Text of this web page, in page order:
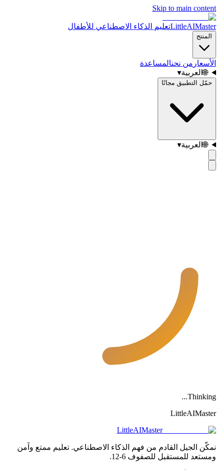
Skip to main content
LittleAIMasterتعليم الذكاء الاصطناعي للأطفال
المنتج
الأسعار من نحنالمساعدة
🌐العربية▾
حمّل التطبيق مجانًا
🌐العربية▾
Thinking
.
.
.
LittleAIMaster
LittleAIMaster
نمكّن الجيل القادم من فهم الذكاء الاصطناعي. تعليم ممتع وآمن
ومستعد للمستقبل للصفوف 6-12.